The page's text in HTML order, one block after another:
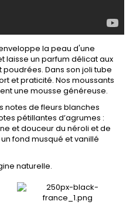
la peau d'une
laisse un parfum délicat aux
Dans son joli tube
et praticité. Nos moussants
une mousse généreuse.
notes de fleurs blanches
pétillantes d’agrumes :
et douceur du néroli et de
fond musqué et vanillé
naturelle.